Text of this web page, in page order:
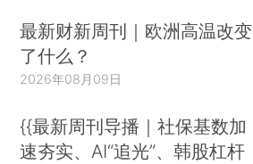
最新财新周刊｜欧洲高温改变
了什么？
2026年08月09日
{{最新周刊导播｜社保基数加
速夯实、AI“追光”、韩股杠杆